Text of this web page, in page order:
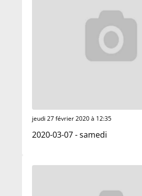
jeudi 27 février 2020 à 12:35
2020-03-07 - samedi